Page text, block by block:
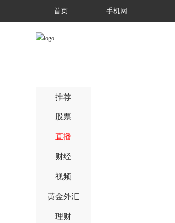
首页 手机网
推荐
股票
直播
财经
视频
黄金外汇
理财